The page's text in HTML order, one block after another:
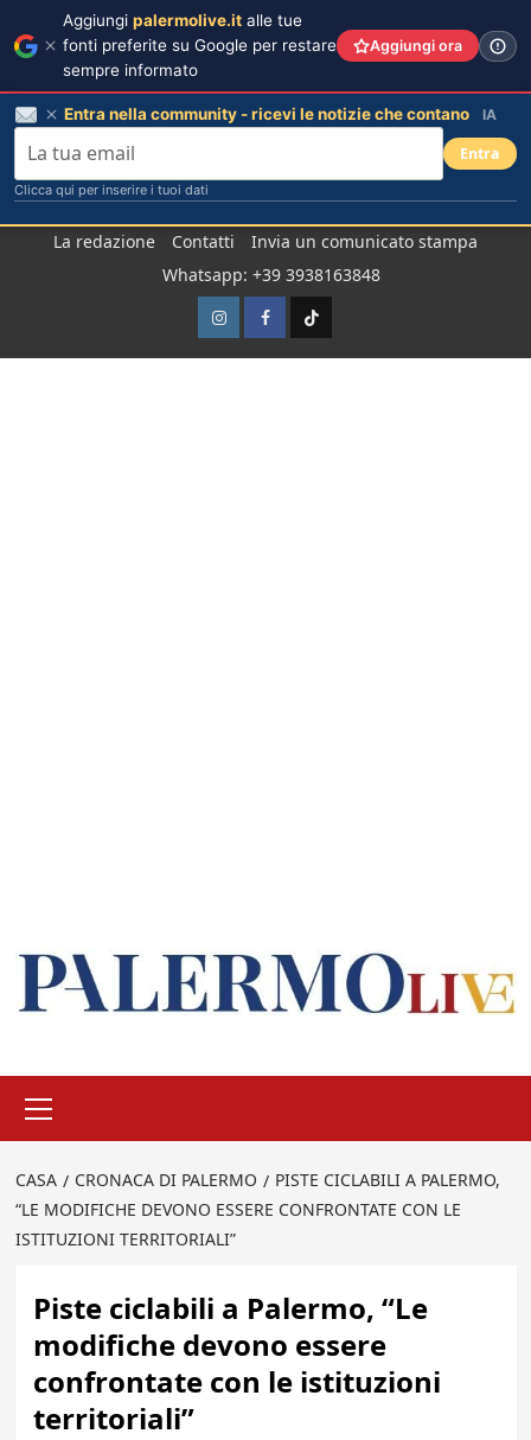
La redazione Contatti
Invia un comunicato stampa
Whatsapp: +39 3938163848
InstagramFacebook
TikTok
principale
CASA CRONACA DI PALERMO
PISTE CICLABILI A PALERMO,
“LE MODIFICHE DEVONO ESSERE CONFRONTATE CON LE
ISTITUZIONI TERRITORIALI”
Piste ciclabili a Palermo, “Le
modifiche devono essere
confrontate con le istituzioni
territoriali”
Aggiungi palermolive.it alle tue
fonti preferite su Google per restare
sempre informato
Aggiungi ora
Entra nella community - ricevi le notizie che contano IA
Entra
Clicca qui per inserire i tuoi dati